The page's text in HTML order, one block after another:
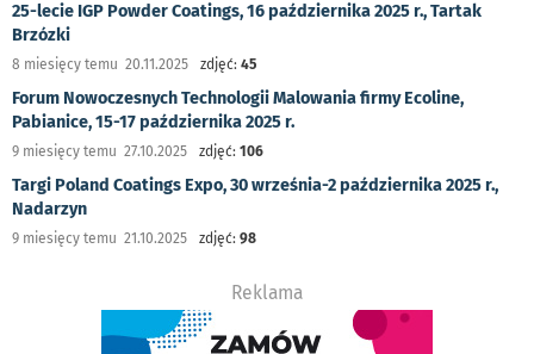
25-lecie IGP Powder Coatings, 16 października 2025 r., Tartak
Brzózki
8 miesięcy temu 20.11.2025 zdjęć: 45
Forum Nowoczesnych Technologii Malowania firmy Ecoline,
Pabianice, 15-17 października 2025 r.
9 miesięcy temu 27.10.2025 zdjęć: 106
Targi Poland Coatings Expo, 30 września-2 października 2025 r.,
Nadarzyn
9 miesięcy temu 21.10.2025 zdjęć: 98
Reklama